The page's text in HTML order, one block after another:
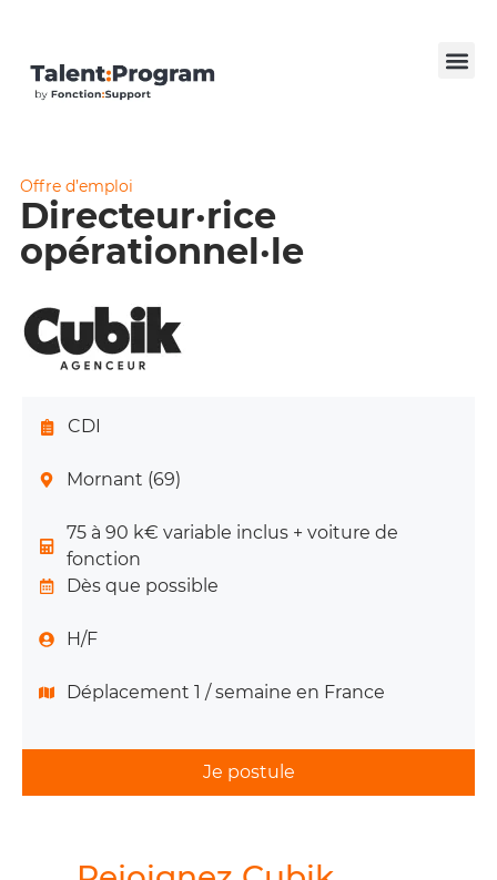
CDI
Mornant (69)
75 à 90 k€ variable inclus + voiture de
fonction
Dès que possible
H/F
Déplacement 1 / semaine en France
Je postule
Offre d’emploi
Directeur·rice
opérationnel·le